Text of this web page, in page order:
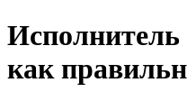
как